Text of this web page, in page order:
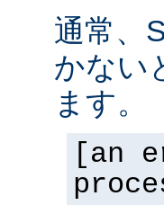
通常、
かない
ます。
[an